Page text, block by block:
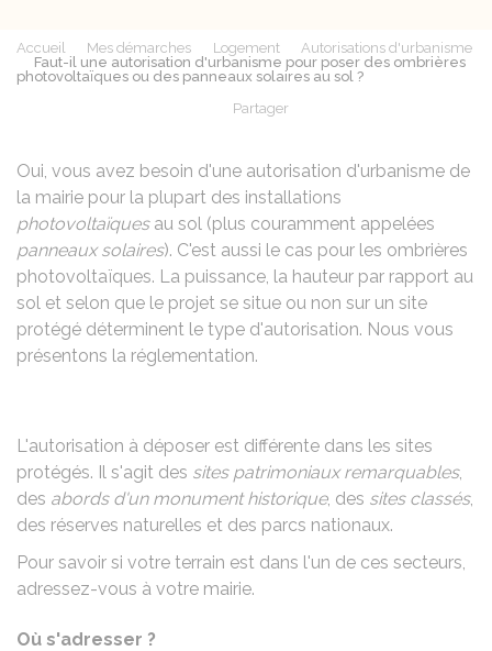
Accueil Mes démarches Logement
Autorisations d'urbanisme
Faut-il une autorisation d'urbanisme pour poser des ombrières
photovoltaïques ou des panneaux solaires au sol ?
Partager
Oui, vous avez besoin d'une autorisation d'urbanisme de
la mairie pour la plupart des installations
photovoltaïquesau sol (plus couramment appelées
panneaux solaires). C'est aussi le cas pour les ombrières
photovoltaïques. La puissance, la hauteur par rapport au
sol et selon que le projet se situe ou non sur un site
protégé déterminent le type d'autorisation. Nous vous
présentons la réglementation.
L'autorisation à déposer est différente dans les sites
protégés. Il s'agit des sites patrimoniaux remarquables,
des abords d'un monument historique, des sites classés,
des réserves naturelles et des parcs nationaux.
Pour savoir si votre terrain est dans l'un de ces secteurs,
adressez-vous à votre mairie.
Où s'adresser ?